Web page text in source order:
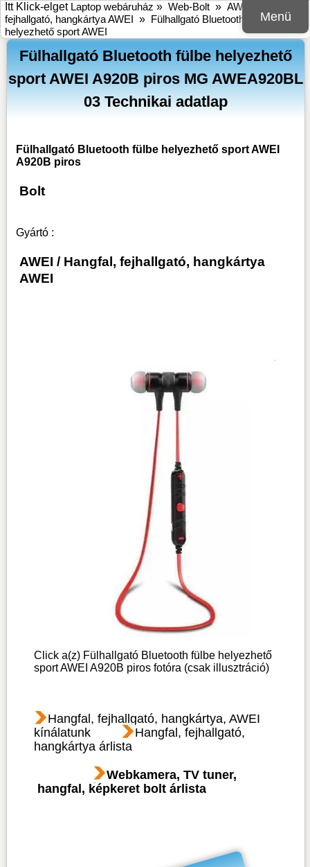
Menü
Itt Klick-elget Laptop webáruház » Web-Bolt » AWEI
fejhallgató, hangkártya AWEI » Fülhallgató Bluetooth fülbe
helyezhető sport AWEI
Fülhallgató Bluetooth fülbe helyezhető
sport AWEI A920B piros MG AWEA920BL
03 Technikai adatlap
Fülhallgató Bluetooth fülbe helyezhető sport AWEI
A920B piros
Bolt
Gyártó :
AWEI / Hangfal, fejhallgató, hangkártya
AWEI
Click a(z) Fülhallgató Bluetooth fülbe helyezhető
sport AWEI A920B piros fotóra (csak illusztráció)
Hangfal, fejhallgató, hangkártya, AWEI
kínálatunk
Hangfal, fejhallgató,
hangkártya árlista
Webkamera, TV tuner,
hangfal, képkeret bolt árlista